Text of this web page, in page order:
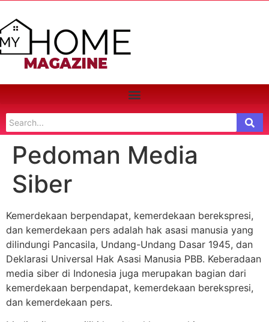
Pedoman Media
Siber
Kemerdekaan berpendapat, kemerdekaan berekspresi,
dan kemerdekaan pers adalah hak asasi manusia yang
dilindungi Pancasila, Undang-Undang Dasar 1945, dan
Deklarasi Universal Hak Asasi Manusia PBB. Keberadaan
media siber di Indonesia juga merupakan bagian dari
kemerdekaan berpendapat, kemerdekaan berekspresi,
dan kemerdekaan pers.